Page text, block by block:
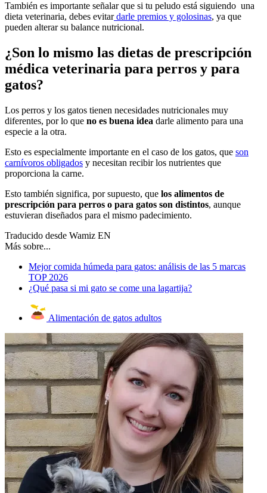
También es importante señalar que si tu peludo está siguiendo una
dieta veterinaria, debes evitardarle premios y golosinas, ya que
pueden alterar su balance nutricional.
¿Son lo mismo las dietas de prescripción
médica veterinaria para perros y para
gatos?
Los perros y los gatos tienen necesidades nutricionales muy
diferentes, por lo que no es buena idea darle alimento para una
especie a la otra.
Esto es especialmente importante en el caso de los gatos, que son
carnívoros obligados y necesitan recibir los nutrientes que
proporciona la carne.
Esto también significa, por supuesto, que los alimentos de
prescripción para perros o para gatos son distintos, aunque
estuvieran diseñados para el mismo padecimiento.
Traducido desde Wamiz EN
Más sobre...
Mejor comida húmeda para gatos: análisis de las 5 marcas
TOP 2026
¿Qué pasa si mi gato se come una lagartija?
Alimentación de gatos adultos